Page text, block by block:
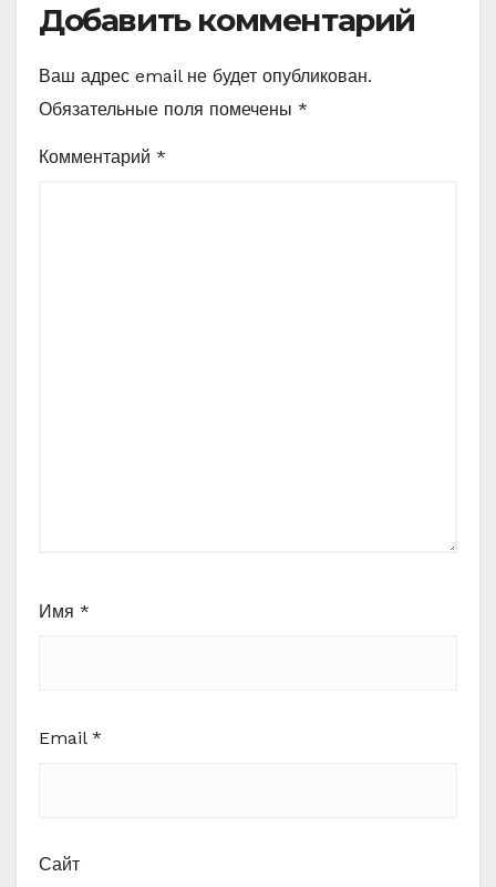
Добавить комментарий
Ваш адрес email не будет опубликован.
Обязательные поля помечены *
Комментарий *
Имя *
Email *
Сайт